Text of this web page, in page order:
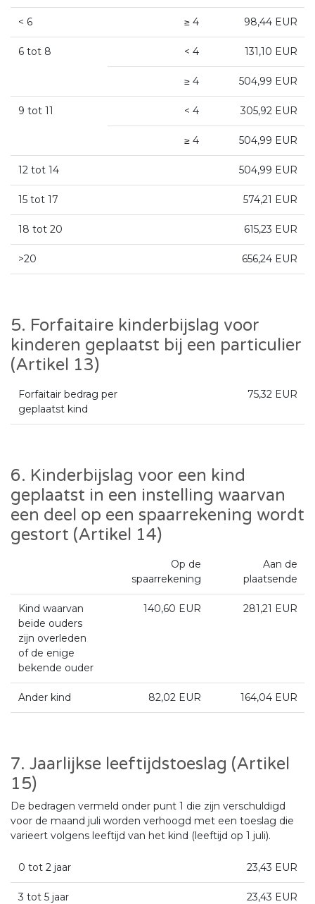
< 6 ≥ 4 98,44 EUR
6 tot 8 < 4 131,10 EUR
≥ 4 504,99 EUR
9 tot 11 < 4 305,92 EUR
≥ 4 504,99 EUR
12 tot 14 504,99 EUR
15 tot 17 574,21 EUR
18 tot 20 615,23 EUR
>20 656,24 EUR
5. Forfaitaire kinderbijslag voor
kinderen geplaatst bij een particulier
(Artikel 13)
Forfaitair bedrag per
geplaatst kind
75,32 EUR
6. Kinderbijslag voor een kind
geplaatst in een instelling waarvan
een deel op een spaarrekening wordt
gestort (Artikel 14)
Op de
spaarrekening
Aan de
plaatsende
Kind waarvan
beide ouders
zijn overleden
of de enige
bekende ouder
140,60 EUR 281,21 EUR
Ander kind 82,02 EUR 164,04 EUR
7. Jaarlijkse leeftijdstoeslag (Artikel
15)
De bedragen vermeld onder punt 1 die zijn verschuldigd
voor de maand juli worden verhoogd met een toeslag die
varieert volgens leeftijd van het kind (leeftijd op 1 juli).
0 tot 2 jaar 23,43 EUR
3 tot 5 jaar 23,43 EUR